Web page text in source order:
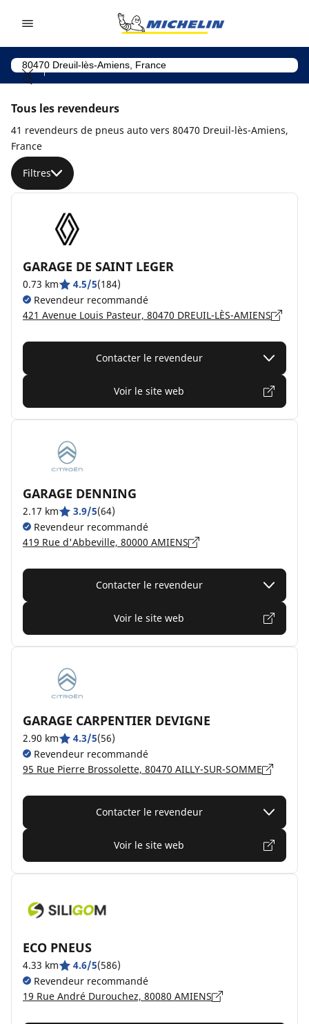
Tous les revendeurs
41 revendeurs de pneus auto vers 80470 Dreuil-lès-Amiens,
France
Filtres
GARAGE DE SAINT LEGER
0.73 km 4.5/5(184)
Revendeur recommandé
421 Avenue Louis Pasteur, 80470 DREUIL-LÈS-AMIENS
Contacter le revendeur
Voir le site web
GARAGE DENNING
2.17 km 3.9/5(64)
Revendeur recommandé
419 Rue d'Abbeville, 80000 AMIENS
Contacter le revendeur
Voir le site web
GARAGE CARPENTIER DEVIGNE
2.90 km 4.3/5(56)
Revendeur recommandé
95 Rue Pierre Brossolette, 80470 AILLY-SUR-SOMME
Contacter le revendeur
Voir le site web
ECO PNEUS
4.33 km 4.6/5(586)
Revendeur recommandé
19 Rue André Durouchez, 80080 AMIENS